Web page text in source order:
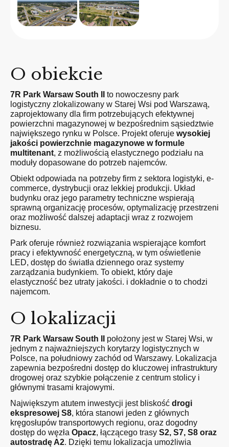
O obiekcie
7R Park Warsaw South II
to nowoczesny park
logistyczny zlokalizowany w Starej Wsi pod Warszawą,
zaprojektowany dla firm potrzebujących efektywnej
powierzchni magazynowej w bezpośrednim sąsiedztwie
największego rynku w Polsce. Projekt oferuje wysokiej
jakości powierzchnie magazynowe w formule
multitenant, z możliwością elastycznego podziału na
moduły dopasowane do potrzeb najemców.
Obiekt odpowiada na potrzeby firm z sektora logistyki, e-
commerce, dystrybucji oraz lekkiej produkcji. Układ
budynku oraz jego parametry techniczne wspierają
sprawną organizację procesów, optymalizację przestrzeni
oraz możliwość dalszej adaptacji wraz z rozwojem
biznesu.
Park oferuje również rozwiązania wspierające komfort
pracy i efektywność energetyczną, w tym oświetlenie
LED, dostęp do światła dziennego oraz systemy
zarządzania budynkiem. To obiekt, który daje
elastyczność bez utraty jakości. i dokładnie o to chodzi
najemcom.
O lokalizacji
7R Park Warsaw South II
położony jest w Starej Wsi, w
jednym z najważniejszych korytarzy logistycznych w
Polsce, na południowy zachód od Warszawy. Lokalizacja
zapewnia bezpośredni dostęp do kluczowej infrastruktury
drogowej oraz szybkie połączenie z centrum stolicy i
głównymi trasami krajowymi.
Największym atutem inwestycji jest bliskość drogi
ekspresowej S8, która stanowi jeden z głównych
kręgosłupów transportowych regionu, oraz dogodny
dostęp do węzła Opacz, łączącego trasy S2, S7, S8 oraz
autostradę A2. Dzięki temu lokalizacja umożliwia